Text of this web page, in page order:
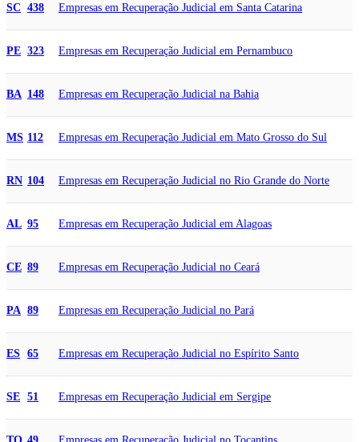
SC 438 Empresas em Recuperação Judicial em Santa Catarina
PE 323 Empresas em Recuperação Judicial em Pernambuco
BA 148 Empresas em Recuperação Judicial na Bahia
MS 112 Empresas em Recuperação Judicial em Mato Grosso do Sul
RN 104 Empresas em Recuperação Judicial no Rio Grande do Norte
AL 95 Empresas em Recuperação Judicial em Alagoas
CE 89 Empresas em Recuperação Judicial no Ceará
PA 89 Empresas em Recuperação Judicial no Pará
ES 65 Empresas em Recuperação Judicial no Espírito Santo
SE 51 Empresas em Recuperação Judicial em Sergipe